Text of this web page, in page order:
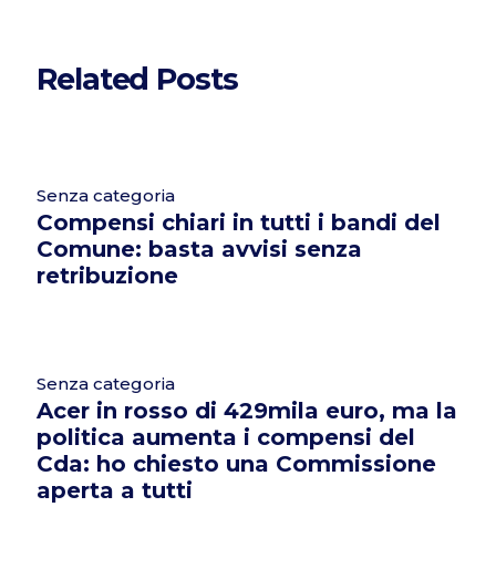
Related Posts
Senza categoria
Compensi chiari in tutti i bandi del
Comune: basta avvisi senza
retribuzione
Senza categoria
Acer in rosso di 429mila euro, ma la
politica aumenta i compensi del
Cda: ho chiesto una Commissione
aperta a tutti